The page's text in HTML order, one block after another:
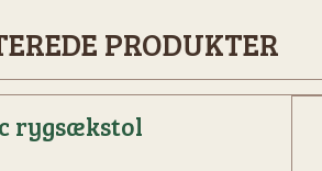
PRODUKTER
rygsækstol